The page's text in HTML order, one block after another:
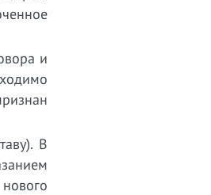
и
В